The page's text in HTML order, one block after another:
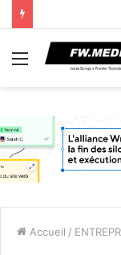
Menu
Accueil /